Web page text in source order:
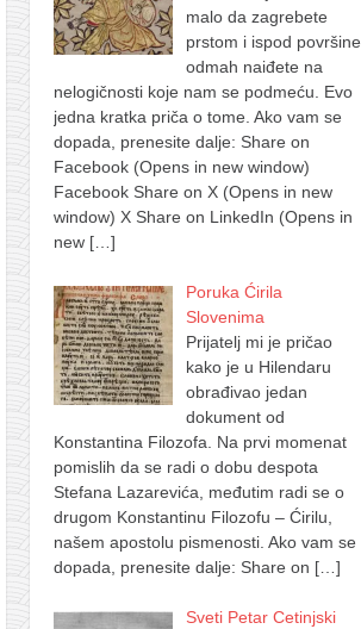
malo da zagrebete
prstom i ispod površine
odmah naiđete na
nelogičnosti koje nam se podmeću. Evo
jedna kratka priča o tome. Ako vam se
dopada, prenesite dalje: Share on
Facebook (Opens in new window)
Facebook Share on X (Opens in new
window) X Share on LinkedIn (Opens in
new […]
Poruka Ćirila
Slovenima
Prijatelj mi je pričao
kako je u Hilendaru
obrađivao jedan
dokument od
Konstantina Filozofa. Na prvi momenat
pomislih da se radi o dobu despota
Stefana Lazarevića, međutim radi se o
drugom Konstantinu Filozofu – Ćirilu,
našem apostolu pismenosti. Ako vam se
dopada, prenesite dalje: Share on […]
Sveti Petar Cetinjski